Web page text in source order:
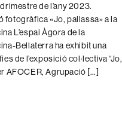
de l’any 2023.
fotogràfica «Jo, pallassa» a la
L’espai Àgora de la
Bellaterra ha exhibit una
de l’exposició col·lectiva “Jo,
AFOCER, Agrupació […]